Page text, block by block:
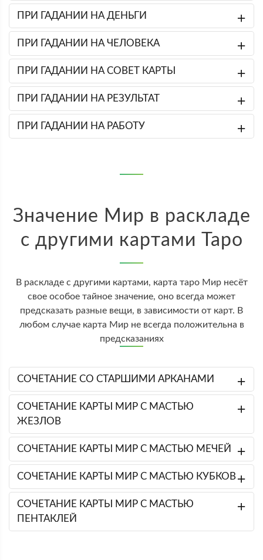
ПРИ ГАДАНИИ НА ДЕНЬГИ
ПРИ ГАДАНИИ НА ЧЕЛОВЕКА
ПРИ ГАДАНИИ НА СОВЕТ КАРТЫ
ПРИ ГАДАНИИ НА РЕЗУЛЬТАТ
ПРИ ГАДАНИИ НА РАБОТУ
Значение Мир в раскладе
с другими картами Таро
В раскладе с другими картами, карта таро Мир несёт
свое особое тайное значение, оно всегда может
предсказать разные вещи, в зависимости от карт. В
любом случае карта Мир не всегда положительна в
предсказаниях
СОЧЕТАНИЕ СО СТАРШИМИ АРКАНАМИ
СОЧЕТАНИЕ КАРТЫ МИР С МАСТЬЮ
ЖЕЗЛОВ
СОЧЕТАНИЕ КАРТЫ МИР С МАСТЬЮ МЕЧЕЙ
СОЧЕТАНИЕ КАРТЫ МИР С МАСТЬЮ КУБКОВ
СОЧЕТАНИЕ КАРТЫ МИР С МАСТЬЮ
ПЕНТАКЛЕЙ